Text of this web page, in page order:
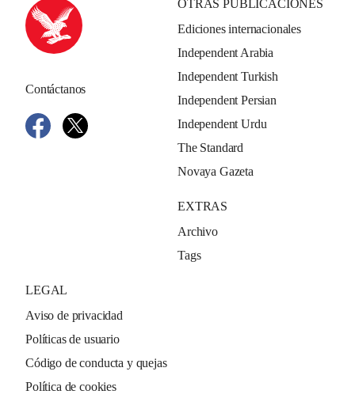
Contáctanos
OTRAS PUBLICACIONES
Ediciones internacionales
Independent Arabia
Independent Turkish
Independent Persian
Independent Urdu
The Standard
Novaya Gazeta
EXTRAS
Archivo
Tags
LEGAL
Aviso de privacidad
Políticas de usuario
Código de conducta y quejas
Política de cookies